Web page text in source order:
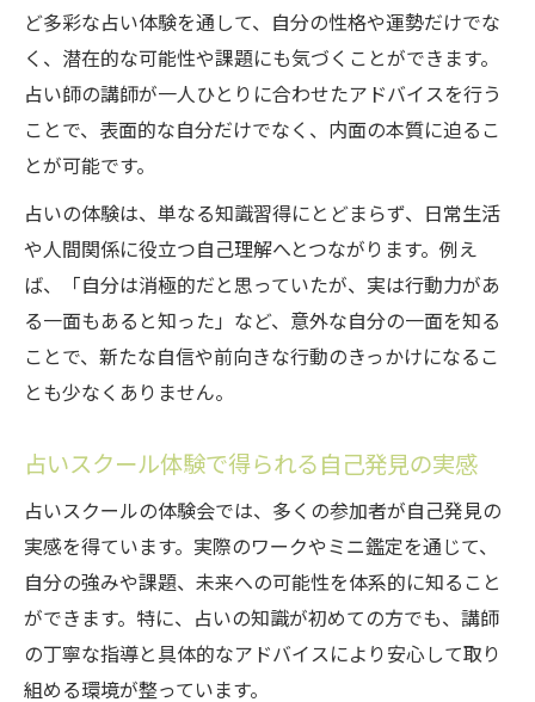
ど多彩な占い体験を通して、自分の性格や運勢だけでな
く、潜在的な可能性や課題にも気づくことができます。
占い師の講師が一人ひとりに合わせたアドバイスを行う
ことで、表面的な自分だけでなく、内面の本質に迫るこ
とが可能です。
占いの体験は、単なる知識習得にとどまらず、日常生活
や人間関係に役立つ自己理解へとつながります。例え
ば、「自分は消極的だと思っていたが、実は行動力があ
る一面もあると知った」など、意外な自分の一面を知る
ことで、新たな自信や前向きな行動のきっかけになるこ
とも少なくありません。
占いスクール体験で得られる自己発見の実感
占いスクールの体験会では、多くの参加者が自己発見の
実感を得ています。実際のワークやミニ鑑定を通じて、
自分の強みや課題、未来への可能性を体系的に知ること
ができます。特に、占いの知識が初めての方でも、講師
の丁寧な指導と具体的なアドバイスにより安心して取り
組める環境が整っています。